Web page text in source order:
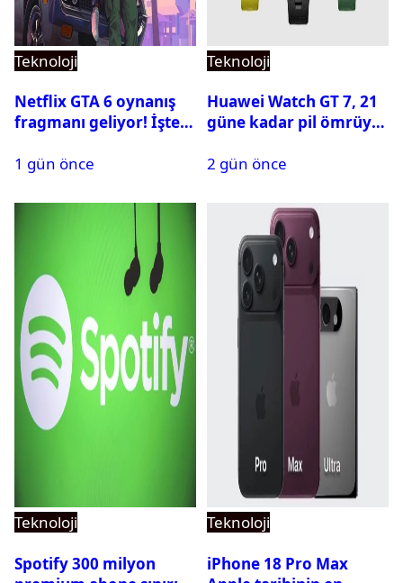
Teknoloji
Netflix GTA 6 oynanış
fragmanı geliyor! İşte
1 gün önce
Teknoloji
Huawei Watch GT 7, 21
güne kadar pil ömrüyle
2 gün önce
Teknoloji
Spotify 300 milyon
Teknoloji
iPhone 18 Pro Max